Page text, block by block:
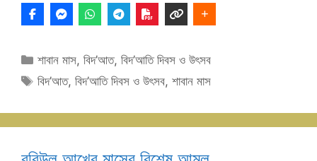
Categories
শাবান মাস,বিদ’আত,বিদ’আতি দিবস ও উৎসব
Tags
বিদ’আত,বিদ’আতি দিবস ও উৎসব,শাবান মাস